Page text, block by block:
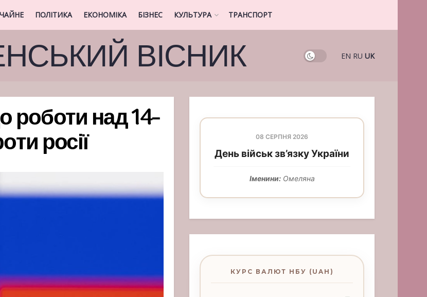
ПОЛІТИКА ЕКОНОМІКА БІЗНЕС КУЛЬТУРА ТРАНСПОРТ
ВІСНИК EN RU UK
роботи над 14-
росії 08 СЕРПНЯ 2026
День військ зв’язку України
Іменини:Омеляна
КУРС ВАЛЮТ НБУ (UAH)